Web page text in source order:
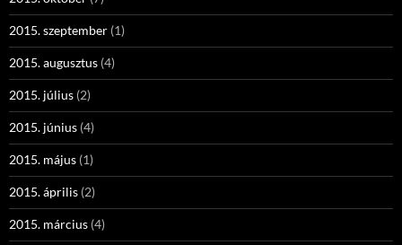
2015. szeptember (1)
2015. augusztus (4)
2015. július (2)
2015. június (4)
2015. május (1)
2015. április (2)
2015. március (4)